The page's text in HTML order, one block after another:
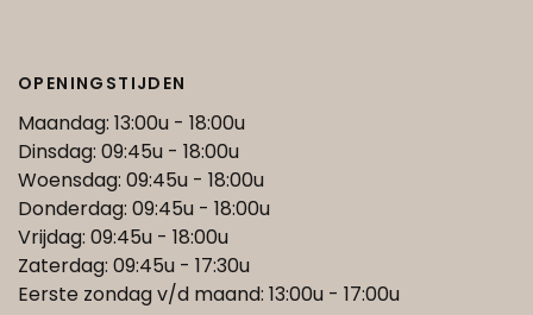
OPENINGSTIJDEN
Maandag: 13:00u - 18:00u
Dinsdag: 09:45u - 18:00u
Woensdag: 09:45u - 18:00u
Donderdag: 09:45u - 18:00u
Vrijdag: 09:45u - 18:00u
Zaterdag: 09:45u - 17:30u
Eerste zondag v/d maand: 13:00u - 17:00u